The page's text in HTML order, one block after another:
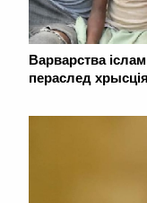
Варварства
пераслед